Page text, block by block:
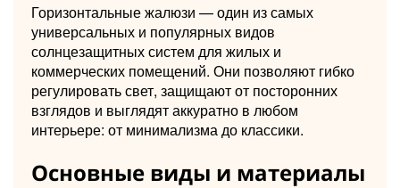
Горизонтальные жалюзи — один из самых
универсальных и популярных видов
солнцезащитных систем для жилых и
коммерческих помещений. Они позволяют гибко
регулировать свет, защищают от посторонних
взглядов и выглядят аккуратно в любом
интерьере: от минимализма до классики.
Основные виды и материалы